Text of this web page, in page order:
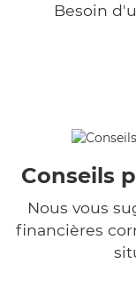
Besoin
Conseils
Nous vous
financières